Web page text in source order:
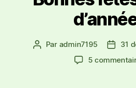
Par admin7195
31
5